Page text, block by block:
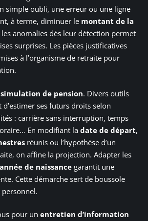
simple oubli, une erreur ou une ligne
à terme, diminuer le montant de la
les anomalies dès leur détection permet
surprises. Les pièces justificatives
à l’organisme de retraite pour
simulation de pension. Divers outils
ses futurs droits selon
: carrière sans interruption, temps
En modifiant la date de départ,
réunis ou l’hypothèse d’un
on affine la projection. Adapter les
année de naissance garantit une
Cette démarche sert de boussole
pour un entretien d’information